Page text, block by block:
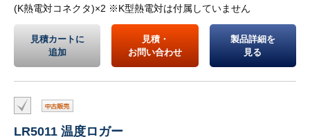
(K熱電対コネクタ)×2 ※K型熱電対は付属していません
見積カートに
追加
見積・
お問い合わせ
製品詳細を
見る
LR5011 温度ロガー